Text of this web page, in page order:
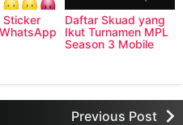
Sticker
Daftar Skuad yang
Ikut Turnamen MPL
Season 3 Mobile
Previous Post